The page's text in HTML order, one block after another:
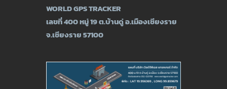
WORLD GPS TRACKER
เลขที่ 400 หมู่ 19 ต.บ้านดู่ อ.เมืองเชียงราย
จ.เชียงราย 57100